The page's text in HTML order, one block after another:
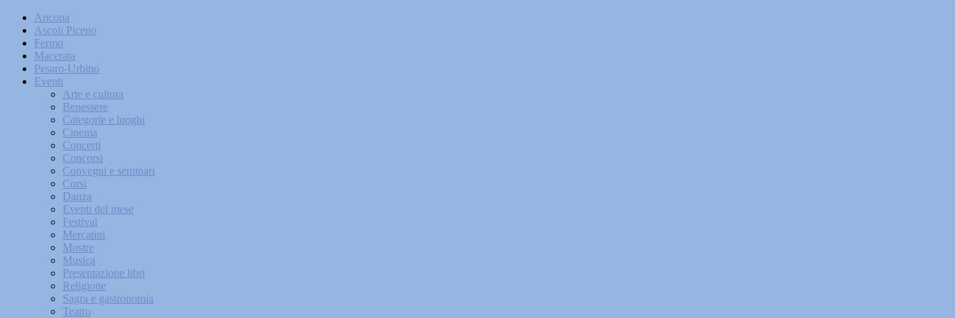
Ancona
Ascoli Piceno
Fermo
Macerata
Pesaro-Urbino
Eventi
Arte e cultura
Benessere
Categorie e luoghi
Cinema
Concerti
Concorsi
Convegni e seminari
Corsi
Danza
Eventi del mese
Festival
Mercatini
Mostre
Musica
Presentazione libri
Religione
Sagra e gastronomia
Teatro